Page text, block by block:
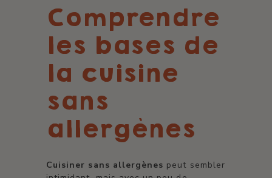
Comprendre
les bases de
la cuisine
sans
allergènes
Cuisiner sans allergènes peut sembler